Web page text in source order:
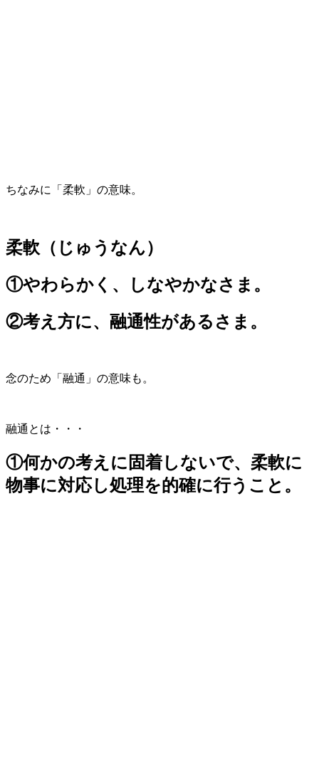
ちなみに「柔軟」の意味。
柔軟（じゅうなん）
①やわらかく、しなやかなさま。
②考え方に、融通性があるさま。
念のため「融通」の意味も。
融通とは・・・
①何かの考えに固着しないで、柔軟に
物事に対応し処理を的確に行うこと。